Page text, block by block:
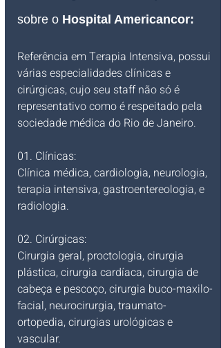
sobre o Hospital Americancor:
Referência em Terapia Intensiva, possui
várias especialidades clínicas e
cirúrgicas, cujo seu staff não só é
representativo como é respeitado pela
sociedade médica do Rio de Janeiro.
01. Clínicas:
Clínica médica, cardiologia, neurologia,
terapia intensiva, gastroentereologia, e
radiologia.
02. Cirúrgicas:
Cirurgia geral, proctologia, cirurgia
plástica, cirurgia cardíaca, cirurgia de
cabeça e pescoço, cirurgia buco-maxilo-
facial, neurocirurgia, traumato-
ortopedia, cirurgias urológicas e
vascular.